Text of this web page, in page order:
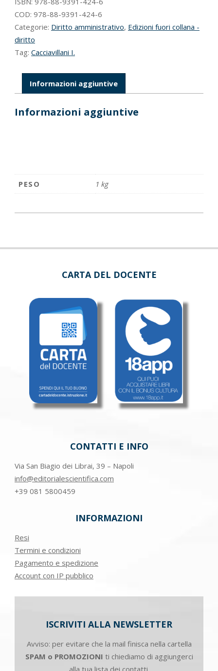
COD: 978-88-9391-424-6
Categorie: Diritto amministrativo, Edizioni fuori collana -
diritto
Tag: Cacciavillani I.
Informazioni aggiuntive
Informazioni aggiuntive
PESO 1 kg
CARTA DEL DOCENTE
CONTATTI E INFO
Via San Biagio dei Librai, 39 – Napoli
info@editorialescientifica.com
+39 081 5800459
INFORMAZIONI
Resi
Termini e condizioni
Pagamento e spedizione
Account con IP pubblico
ISCRIVITI ALLA NEWSLETTER
Avviso: per evitare che la mail finisca nella cartella
SPAM o PROMOZIONI ti chiediamo di aggiungerci
alla tua lista dei contatti.